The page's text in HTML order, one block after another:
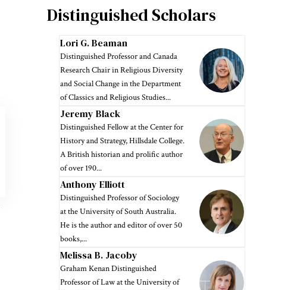
Distinguished Scholars
Lori G. Beaman
Distinguished Professor and Canada
Research Chair in Religious Diversity
and Social Change in the Department
of Classics and Religious Studies...
Jeremy Black
Distinguished Fellow at the Center for
History and Strategy, Hillsdale College.
A British historian and prolific author
of over 190...
Anthony Elliott
Distinguished Professor of Sociology
at the University of South Australia.
He is the author and editor of over 50
books,...
Melissa B. Jacoby
Graham Kenan Distinguished
Professor of Law at the University of